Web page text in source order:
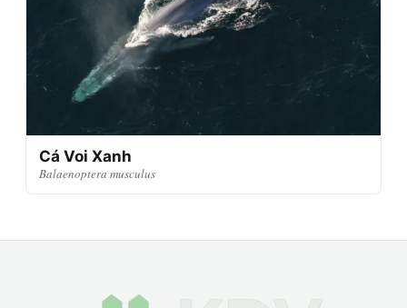
Cá Voi Xanh
Balaenoptera musculus